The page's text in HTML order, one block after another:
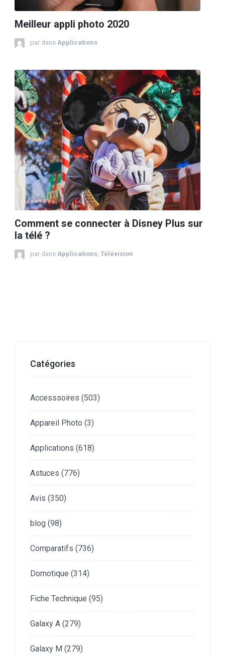
Meilleur appli photo 2020
par dans Applications
Comment se connecter à Disney Plus sur
la télé ?
par dans Applications, Télévision
Catégories
Accesssoires (503)
Appareil Photo (3)
Applications (618)
Astuces (776)
Avis (350)
blog (98)
Comparatifs (736)
Domotique (314)
Fiche Technique (95)
Galaxy A (279)
Galaxy M (279)